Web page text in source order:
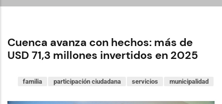
Cuenca avanza con hechos: más de
USD 71,3 millones invertidos en 2025
municipalidad
servicios
participación ciudadana
familia